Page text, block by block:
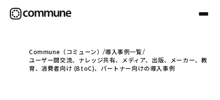
Communeについて
Commune（コミューン）
導入事例一覧
ユーザー間交流、ナレッジ共有、メディア、出版、メーカー、教
育、消費者向け (BtoC)、パートナー向けの導入事例